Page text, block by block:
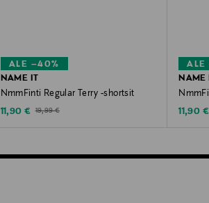
ALE –40%
NAME IT
NmmFinti Regular Terry -shortsit
Discounted Price
11,90 € Original Price
19,99 €
ALE
NAME
11,90 €